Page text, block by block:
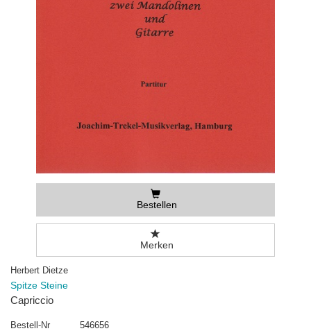
Bestellen
Merken
Herbert Dietze
Spitze Steine
Capriccio
Bestell-Nr
546656